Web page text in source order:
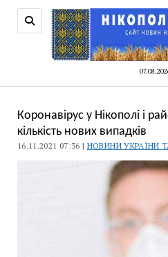
Коронавірус у Нікополі і
кількість нових випадків
16.11.2021 07:36 | НОВИНИ УКРАЇНИ